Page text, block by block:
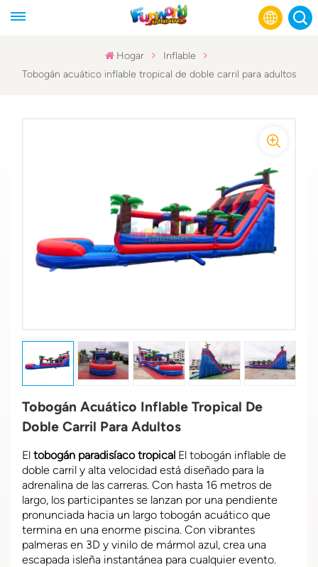
عربي
Hogar
Inflable
Tobogán acuático inflable tropical de doble carril para adultos
Tobogán Acuático Inflable Tropical De
Doble Carril Para Adultos
El tobogán paradisíaco tropical El tobogán inflable de
doble carril y alta velocidad está diseñado para la
adrenalina de las carreras. Con hasta 16 metros de
largo, los participantes se lanzan por una pendiente
pronunciada hacia un largo tobogán acuático que
termina en una enorme piscina. Con vibrantes
palmeras en 3D y vinilo de mármol azul, crea una
escapada isleña instantánea para cualquier evento.